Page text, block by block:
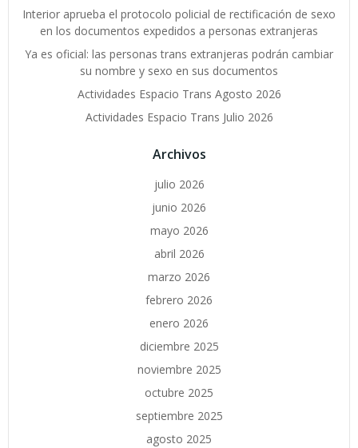
Interior aprueba el protocolo policial de rectificación de sexo
en los documentos expedidos a personas extranjeras
Ya es oficial: las personas trans extranjeras podrán cambiar
su nombre y sexo en sus documentos
Actividades Espacio Trans Agosto 2026
Actividades Espacio Trans Julio 2026
Archivos
julio 2026
junio 2026
mayo 2026
abril 2026
marzo 2026
febrero 2026
enero 2026
diciembre 2025
noviembre 2025
octubre 2025
septiembre 2025
agosto 2025